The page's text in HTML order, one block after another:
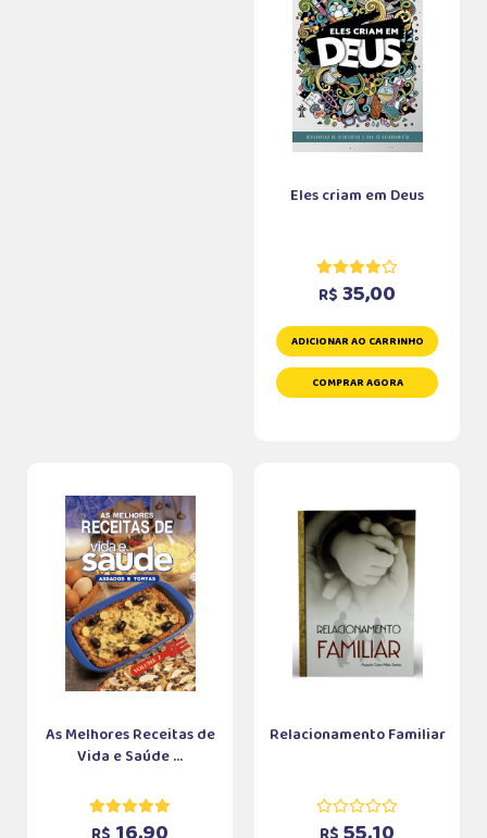
Eles criam em Deus
R$ 35,00
ADICIONAR AO CARRINHO
COMPRAR AGORA
As Melhores Receitas de
Vida e Saúde ...
Relacionamento Familiar